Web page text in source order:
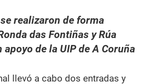
realizaron de forma
das Fontiñas y Rúa
apoyo de la UIP de A Coruña
llevó a cabo dos entradas y